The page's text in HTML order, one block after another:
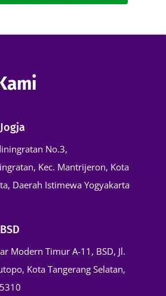
No.3,
Kec. Mantrijeron, Kota
Daerah Istimewa Yogyakarta
Modern Timur A-11, BSD, Jl.
Kota Tangerang Selatan,